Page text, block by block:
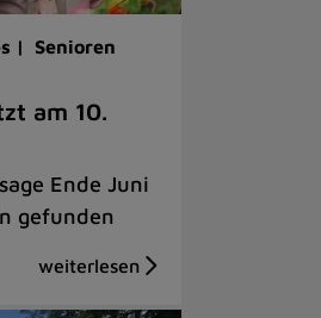
| Senioren
am 10.
Ende Juni
gefunden